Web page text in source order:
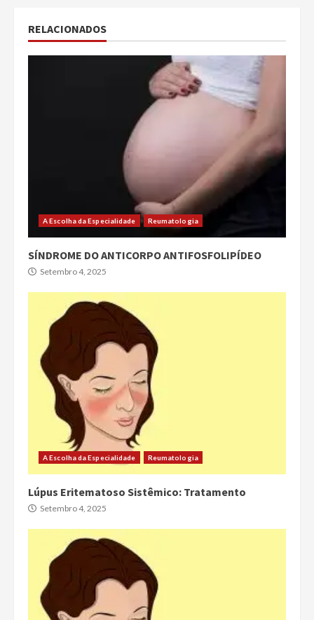
RELACIONADOS
A Escolha da Especialidade Reumatologia
SÍNDROME DO ANTICORPO ANTIFOSFOLIPÍDEO
Setembro 4, 2025
A Escolha da Especialidade Reumatologia
Lúpus Eritematoso Sistêmico: Tratamento
Setembro 4, 2025